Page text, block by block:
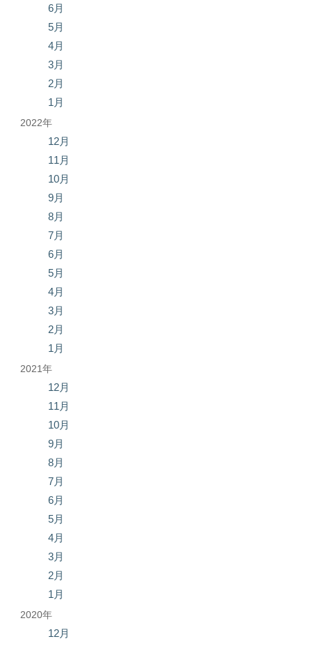
6月
5月
4月
3月
2月
1月
2022年
12月
11月
10月
9月
8月
7月
6月
5月
4月
3月
2月
1月
2021年
12月
11月
10月
9月
8月
7月
6月
5月
4月
3月
2月
1月
2020年
12月